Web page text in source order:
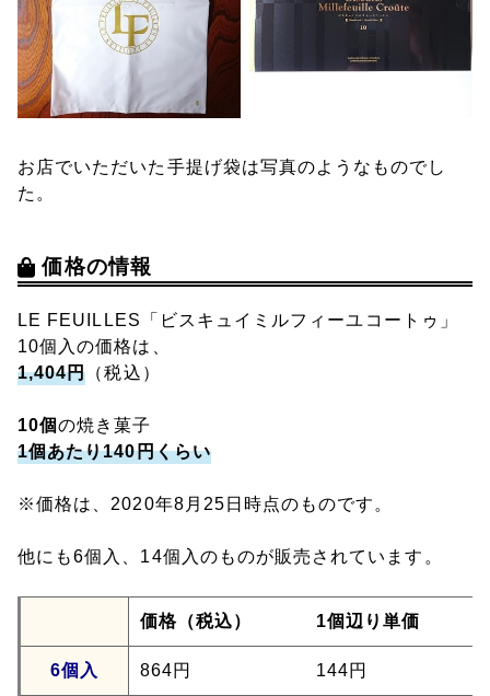
お店でいただいた手提げ袋は写真のようなものでし
た。
価格の情報
LE FEUILLES「ビスキュイミルフィーユコートゥ」
10個入の価格は、
1,404円 （税込）
10個の焼き菓子
1個あたり140円くらい
※価格は、2020年8月25日時点のものです。
他にも6個入、14個入のものが販売されています。
価格（税込） 1個辺り単価
6個入 864円 144円